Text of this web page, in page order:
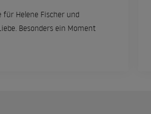
Helene Fischer und
Besonders ein Moment